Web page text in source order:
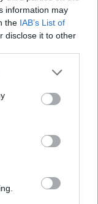
information may
the IAB’s List of
disclose it to other
or more Google
You may click to
party tags to
in below Google
του παραλόγου